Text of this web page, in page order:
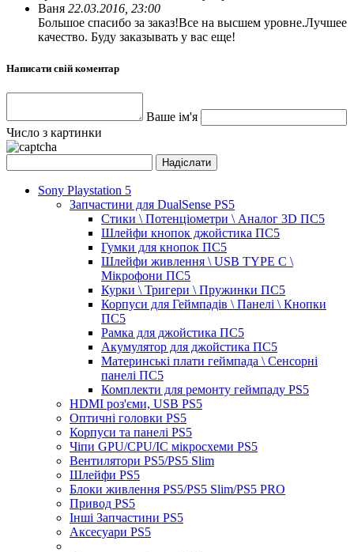
Ваня 22.03.2016, 23:00
Большое спасибо за заказ!Все на высшем уровне.Лучшее
качество. Буду заказывать у вас еще!
Написати свій коментар
Ваше ім'я
Число з картинки
Sony Playstation 5
Запчастини для DualSense PS5
Стики \ Потенціометри \ Аналог 3D ПС5
Шлейфи кнопок джойстика ПС5
Гумки для кнопок ПС5
Шлейфи живлення \ USB TYPE C \
Мікрофони ПС5
Курки \ Тригери \ Пружинки ПС5
Корпуси для Геймпадів \ Панелі \ Кнопки
ПС5
Рамка для джойстика ПС5
Акумулятор для джойстика ПС5
Материнські плати геймпада \ Сенсорні
панелі ПС5
Комплекти для ремонту геймпаду PS5
HDMI роз'єми, USB PS5
Оптичні головки PS5
Корпуси та панелі PS5
Чіпи GPU/CPU/IC мікросхеми PS5
Вентилятори PS5/PS5 Slim
Шлейфи PS5
Блоки живлення PS5/PS5 Slim/PS5 PRO
Привод PS5
Інші Запчастини PS5
Аксесуари PS5